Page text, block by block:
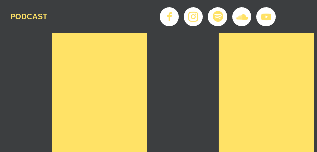
PODCAST